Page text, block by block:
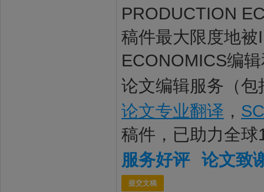
PRODUCTION
稿件最大限度地
ECONOMICS编
论文编辑服务（包
论文专业翻译 ，
稿件，已助力全
服务好评
论文致
提交文稿